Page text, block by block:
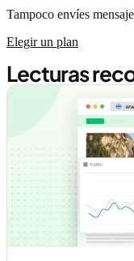
Tampoco envíes
Elegir un plan
Lecturas